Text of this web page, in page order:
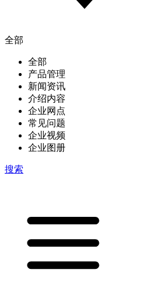
全部
全部
产品管理
新闻资讯
介绍内容
企业网点
常见问题
企业视频
企业图册
搜索